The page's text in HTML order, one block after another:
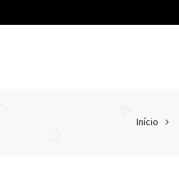
Início